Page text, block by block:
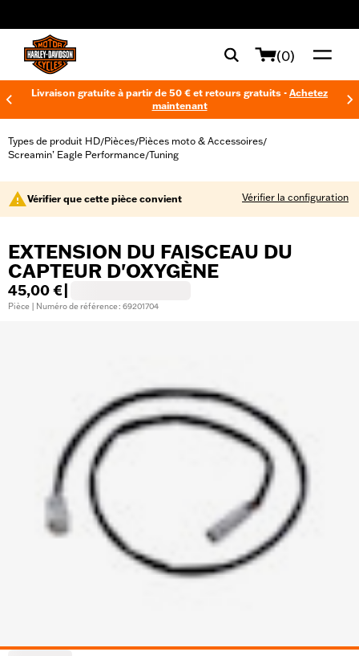
(0)
Livraison gratuite à partir de 50 € et retours gratuits - Achetez
maintenant
Types de produit HD/Pièces/Pièces moto & Accessoires/
Screamin’ Eagle Performance/Tuning
Vérifier que cette pièce convient Vérifier la configuration
EXTENSION DU FAISCEAU DU
CAPTEUR D'OXYGÈNE
45,00 €
Pièce | Numéro de référence : 69201704